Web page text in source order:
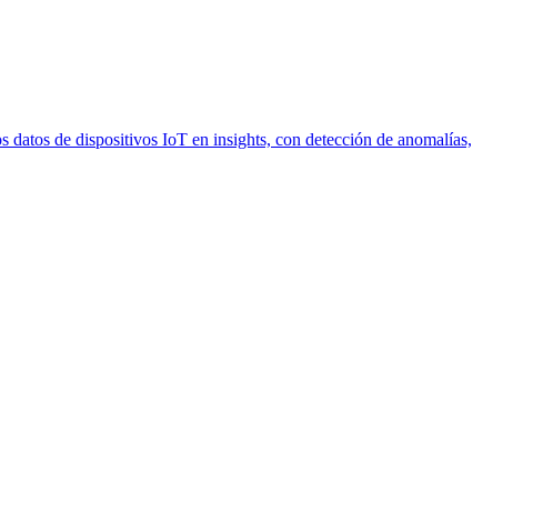
de dispositivos IoT en insights, con detección de anomalías,